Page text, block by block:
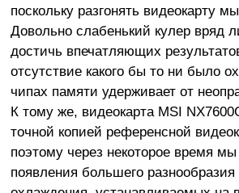
поскольку разгонять видеокарту
Довольно слабенький кулер вряд
достичь впечатляющих
отсутствие какого бы то ни было
чипах памяти удерживает от
К тому же, видеокарта MSI
точной копией референсной
поэтому через некоторое время
появления большего